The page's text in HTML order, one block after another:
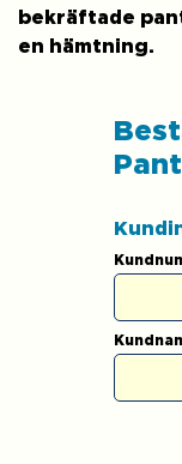
bekräftade
en hämtning.